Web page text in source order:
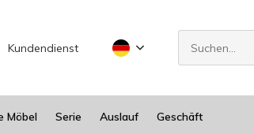
Kundendienst
Möbel Serie Auslauf Geschäft